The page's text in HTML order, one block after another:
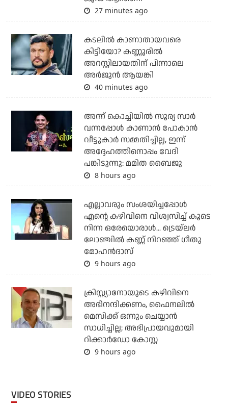
27 minutes ago
കടലില്‍ കാണാതായവരെ
കിട്ടിയോ? കണ്ണൂരില്‍
അറസ്റ്റിലായതിന് പിന്നാലെ
അര്‍ജുന്‍ ആയങ്കി
40 minutes ago
അന്ന് കൊച്ചിയില്‍ സൂര്യ സാര്‍
വന്നപ്പോള്‍ കാണാന്‍ പോകാന്‍
വീട്ടുകാര്‍ സമ്മതിച്ചില്ല, ഇന്ന്
അദ്ദേഹത്തിനൊപ്പം വേദി
പങ്കിടുന്നു: മമിത ബൈജു
8 hours ago
എല്ലാവരും സംശയിച്ചപ്പോള്‍
എന്റെ കഴിവിനെ വിശ്വസിച്ച് കൂടെ
നിന്ന ഒരേയൊരാള്‍... ട്രെയ്‌ലര്‍
ലോഞ്ചില്‍ കണ്ണ് നിറഞ്ഞ് ഗീതു
മോഹന്‍ദാസ്
9 hours ago
ക്രിസ്റ്റ്യാനോയുടെ കഴിവിനെ
അഭിനന്ദിക്കണം, ഫൈനലില്‍
മെസിക്ക് ഒന്നും ചെയ്യാന്‍
സാധിച്ചില്ല; അഭിപ്രായവുമായി
റിക്കാര്‍ഡോ കോസ്റ്റ
9 hours ago
VIDEO STORIES